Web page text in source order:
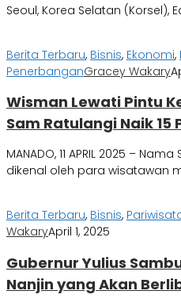
Seoul, Korea Selatan (Korsel),
Berita Terbaru, Bisnis, Ekonomi,
PenerbanganGracey Wakary
Wisman Lewati Pintu
Sam Ratulangi Naik 15
MANADO, 11 APRIL 2025 –
dikenal oleh para wisatawan
Berita Terbaru, Bisnis,
WakaryApril 1, 2025
Gubernur Yulius
Nanjin yang Akan